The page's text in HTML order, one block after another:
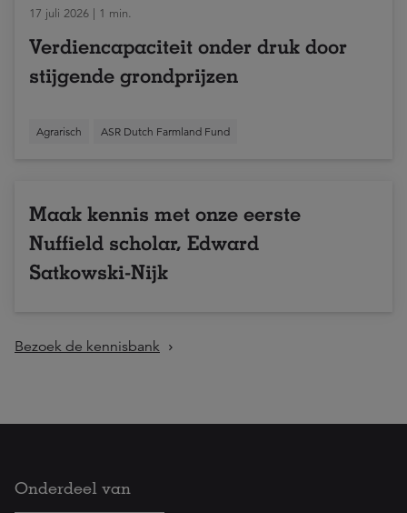
17 juli 2026 | 1 min.
Verdiencapaciteit onder druk door
stijgende grondprijzen
Agrarisch ASR Dutch Farmland Fund
Maak kennis met onze eerste
Nuffield scholar, Edward
Satkowski-Nijk
Bezoek de kennisbank
Onderdeel van